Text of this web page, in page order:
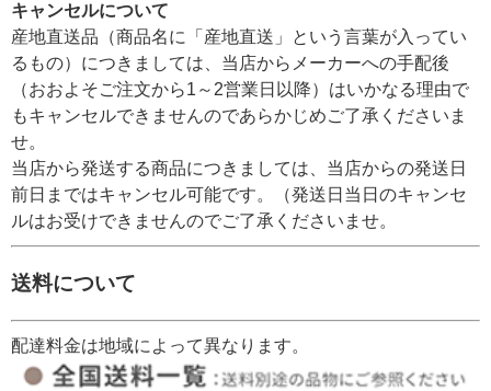
キャンセルについて
産地直送品（商品名に「産地直送」という言葉が入ってい
るもの）につきましては、当店からメーカーへの手配後
（おおよそご注文から1～2営業日以降）はいかなる理由で
もキャンセルできませんのであらかじめご了承くださいま
せ。
当店から発送する商品につきましては、当店からの発送日
前日まではキャンセル可能です。（発送日当日のキャンセ
ルはお受けできませんのでご了承くださいませ。
送料について
配達料金は地域によって異なります。